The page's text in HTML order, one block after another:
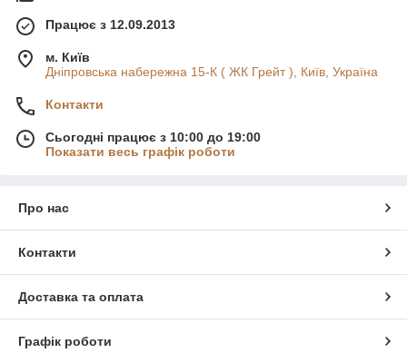
Працює з 12.09.2013
м. Київ
Дніпровська набережна 15-К ( ЖК Грейт ), Київ, Україна
Контакти
Сьогодні працює з 10:00 до 19:00
Показати весь графік роботи
Про нас
Контакти
Доставка та оплата
Графік роботи